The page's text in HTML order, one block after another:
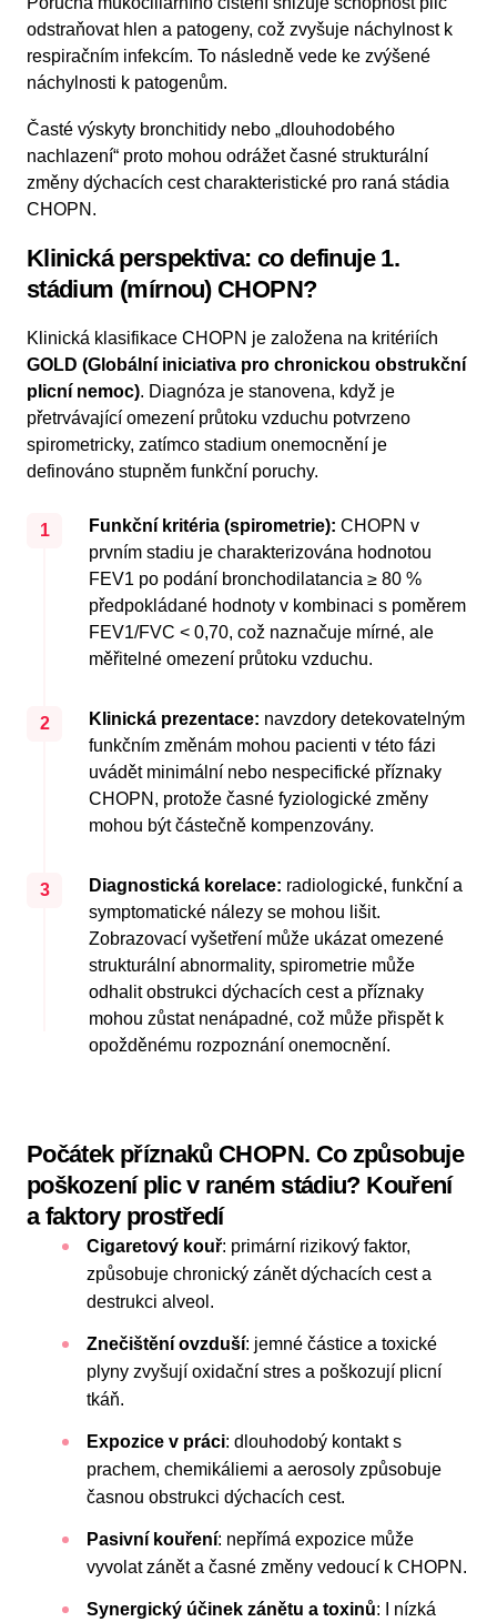
odstraňovat hlen a patogeny, což zvyšuje náchylnost k
respiračním infekcím. To následně vede ke zvýšené
náchylnosti k patogenům.
Časté výskyty bronchitidy nebo „dlouhodobého
nachlazení“ proto mohou odrážet časné strukturální
změny dýchacích cest charakteristické pro raná stádia
CHOPN.
Klinická perspektiva: co definuje 1.
stádium (mírnou) CHOPN?
Klinická klasifikace CHOPN je založena na kritériích
GOLD (Globální iniciativa pro chronickou obstrukční
plicní nemoc). Diagnóza je stanovena, když je
přetrvávající omezení průtoku vzduchu potvrzeno
spirometricky, zatímco stadium onemocnění je
definováno stupněm funkční poruchy.
1 Funkční kritéria (spirometrie): CHOPN v
prvním stadiu je charakterizována hodnotou
FEV1 po podání bronchodilatancia ≥ 80 %
předpokládané hodnoty v kombinaci s poměrem
FEV1/FVC < 0,70, což naznačuje mírné, ale
měřitelné omezení průtoku vzduchu.
2 Klinická prezentace: navzdory detekovatelným
funkčním změnám mohou pacienti v této fázi
uvádět minimální nebo nespecifické příznaky
CHOPN, protože časné fyziologické změny
mohou být částečně kompenzovány.
3 Diagnostická korelace: radiologické, funkční a
symptomatické nálezy se mohou lišit.
Zobrazovací vyšetření může ukázat omezené
strukturální abnormality, spirometrie může
odhalit obstrukci dýchacích cest a příznaky
mohou zůstat nenápadné, což může přispět k
opožděnému rozpoznání onemocnění.
Počátek příznaků CHOPN. Co způsobuje
poškození plic v raném stádiu? Kouření
a faktory prostředí
Cigaretový kouř: primární rizikový faktor,
způsobuje chronický zánět dýchacích cest a
destrukci alveol.
Znečištění ovzduší: jemné částice a toxické
plyny zvyšují oxidační stres a poškozují plicní
tkáň.
Expozice v práci: dlouhodobý kontakt s
prachem, chemikáliemi a aerosoly způsobuje
časnou obstrukci dýchacích cest.
Pasivní kouření: nepřímá expozice může
vyvolat zánět a časné změny vedoucí k CHOPN.
Synergický účinek zánětu a toxinů:
I nízká